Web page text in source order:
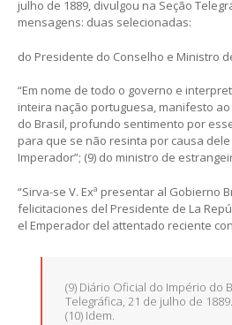
julho de 1889, divulgou na Seção
mensagens: duas selecionadas:
do Presidente do Conselho e Ministro
“Em nome de todo o governo e
inteira nação portuguesa, manifesto
do Brasil, profundo sentimento por
para que se não resinta por causa
Imperador”; (9) do ministro de
“Sirva-se V. Exª presentar al Gobierno
felicitaciones del Presidente de La
el Emperador del attentado reciente
(9) Diário Oficial do Império do
Telegráfica, 21 de julho de 1889.
(10) Idem.